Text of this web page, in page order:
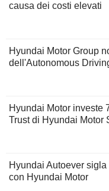
causa dei costi elevati
Hyundai Motor Group
dell'Autonomous
Hyundai Motor investe
Trust di Hyundai Motor
Hyundai Autoever
con Hyundai Motor